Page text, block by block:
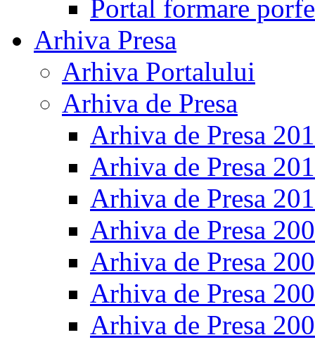
Portal formare
Arhiva Presa
Arhiva Portalului
Arhiva de Presa
Arhiva de Presa
Arhiva de Presa
Arhiva de Presa
Arhiva de Presa
Arhiva de Presa
Arhiva de Presa
Arhiva de Presa